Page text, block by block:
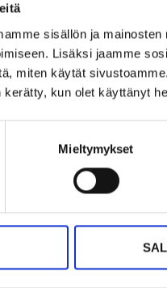
sisällön ja
Lisäksi jaamme
miten käytät
kun olet käyttänyt
Mieltymykset
kuten
uudistamisen
eivät ole
kuten sosiaalisten
Jäsenvaltiot saivat
käyttämään
Tämä ei ole
mahdollisuuden
2023 raportin mukaan
edelleen halvin hinta.